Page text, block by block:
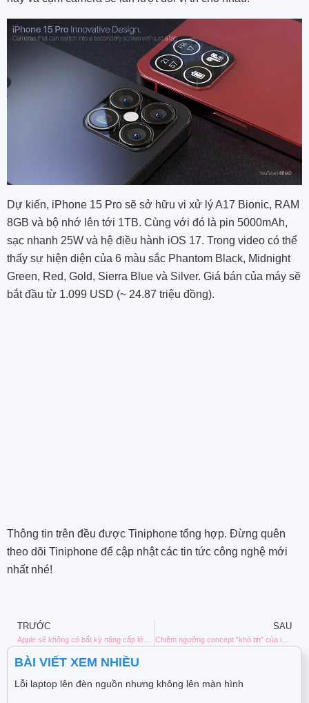
Dự kiến, iPhone 15 Pro sẽ sở hữu vi xử lý A17 Bionic, RAM
8GB và bộ nhớ lên tới 1TB. Cùng với đó là pin 5000mAh,
sạc nhanh 25W và hệ điều hành iOS 17. Trong video có thể
thấy sự hiện diện của 6 màu sắc Phantom Black, Midnight
Green, Red, Gold, Sierra Blue và Silver. Giá bán của máy sẽ
bắt đầu từ 1.099 USD (~ 24.87 triệu đồng).
Thông tin trên đều được Tiniphone tổng hợp. Đừng quên
theo dõi Tiniphone để cập nhật các tin tức công nghệ mới
nhất nhé!
TRƯỚC SAU
Chiêm ngưỡng concept “khó tin” của iPhone 15, iFans chấm mấy điểm?
BÀI VIẾT XEM NHIỀU
Lỗi laptop lên đèn nguồn nhưng không lên màn hình